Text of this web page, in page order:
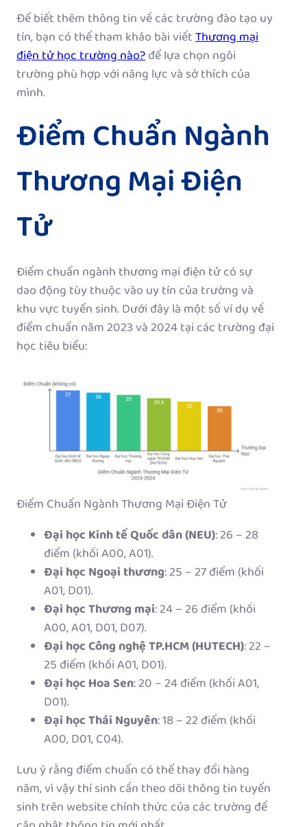
Để biết thêm thông tin về các trường đào tạo uy
tín, bạn có thể tham khảo bài viếtThương mại
điện tử học trường nào?để lựa chọn ngôi
trường phù hợp với năng lực và sở thích của
mình.
Điểm Chuẩn Ngành
Thương Mại Điện
Tử
Điểm chuẩn ngành thương mại điện tử có sự
dao động tùy thuộc vào uy tín của trường và
khu vực tuyển sinh. Dưới đây là một số ví dụ về
điểm chuẩn năm 2023 và 2024 tại các trường đại
học tiêu biểu:
Điểm Chuẩn Ngành Thương Mại Điện Tử
Đại học Kinh tế Quốc dân (NEU): 26 – 28
điểm (khối A00, A01).
Đại học Ngoại thương: 25 – 27 điểm (khối
A01, D01).
Đại học Thương mại: 24 – 26 điểm (khối
A00, A01, D01, D07).
Đại học Công nghệ TP.HCM (HUTECH): 22 –
25 điểm (khối A01, D01).
Đại học Hoa Sen: 20 – 24 điểm (khối A01,
D01).
Đại học Thái Nguyên: 18 – 22 điểm (khối
A00, D01, C04).
Lưu ý rằng điểm chuẩn có thể thay đổi hàng
năm, vì vậy thí sinh cần theo dõi thông tin tuyển
sinh trên website chính thức của các trường để